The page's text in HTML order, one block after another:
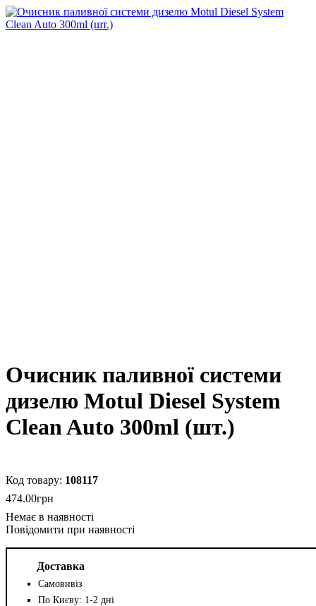
Очисник паливної системи
дизелю Motul Diesel System
Clean Auto 300ml (шт.)
108117
474.00грн
Повідомити при наявності
Доставка
Самовивіз
По Києву: 1-2 дні